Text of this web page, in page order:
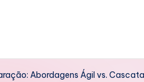
Abordagens Ágil vs.